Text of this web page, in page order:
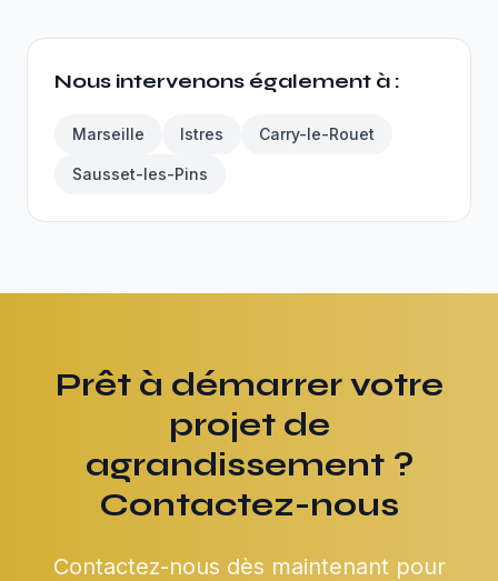
Nous intervenons également à :
Marseille Istres Carry-le-Rouet
Sausset-les-Pins
Prêt à démarrer votre
projet de
agrandissement ?
Contactez-nous
Contactez-nous dès maintenant pour